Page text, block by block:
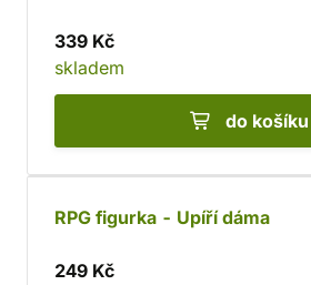
339 Kč
skladem
do košíku
RPG figurka - Upíří dáma
249 Kč